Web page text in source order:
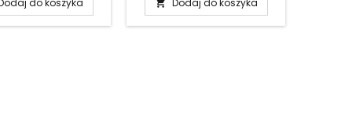
do koszyka  Dodaj do koszyka